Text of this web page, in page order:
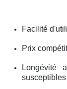
Facilité
Prix
Longévité